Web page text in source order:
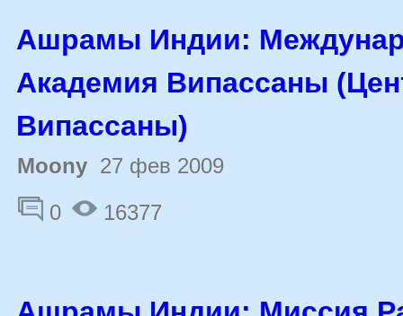
Ашрамы Индии:
Академия Випассаны
Випассаны)
Moony 27 фев 2009
0
16377